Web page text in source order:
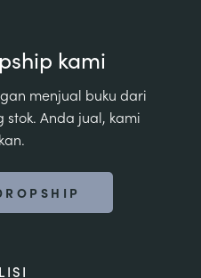
kami
menjual buku dari
Anda jual, kami